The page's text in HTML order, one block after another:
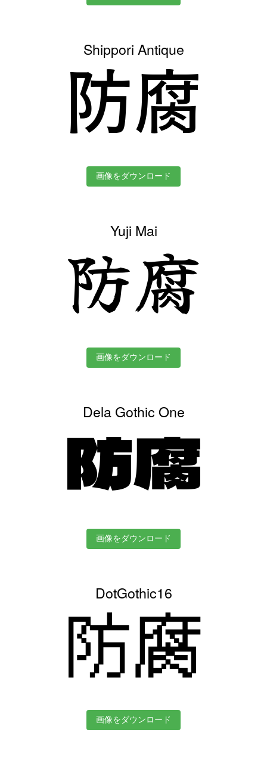
Shippori Antique
防腐
画像をダウンロード
Yuji Mai
防腐
画像をダウンロード
Dela Gothic One
防腐
画像をダウンロード
DotGothic16
防腐
画像をダウンロード